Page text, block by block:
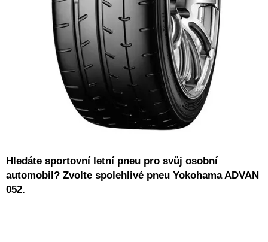
Hledáte sportovní letní pneu pro svůj osobní
automobil? Zvolte spolehlivé pneu Yokohama ADVAN
052.